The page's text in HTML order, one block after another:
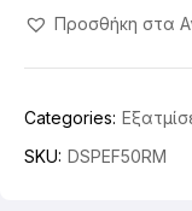
Προσθήκη στα
Categories:
SKU: DSPEF50RM